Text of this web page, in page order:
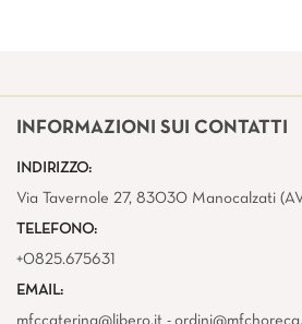
INFORMAZIONI SUI CONTATTI
INDIRIZZO:
Via Tavernole 27, 83030 Manocalzati
TELEFONO:
+0825.675631
EMAIL:
mfccatering@libero.it -